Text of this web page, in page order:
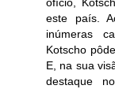
ofício,
este país.
inúmeras
Kotscho
E, na sua
destaque